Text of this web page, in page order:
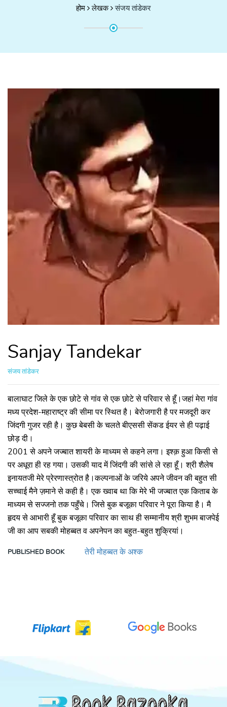
होम लेखक संजय तांडेकर
Sanjay Tandekar
संजय तांडेकर
बालाघाट जिले के एक छोटे से गांव से एक छोटे से परिवार से हूँ।जहां मेरा गांव
मध्य प्रदेश-महाराष्ट्र की सीमा पर स्थित है। बेरोजगारी है पर मजदूरी कर
जिंदगी गुजर रही है। कुछ बेबसी के चलते बीएससी सेंकड ईयर से ही पढ़ाई
छोड़ दी।
2001 से अपने जज्बात शायरी के माध्यम से कहने लगा। इश्क़ हुआ किसी से
पर अधूरा ही रह गया। उसकी याद में जिंदगी की सांसे ले रहा हूँ। श्री शैलेष
इनायतजी मेरे प्रेरणास्त्रोत है।कल्पनाओं के जरिये अपने जीवन की बहुत सी
सच्चाई मैने ज़माने से कही है। एक ख्वाब था कि मेरे भी जज्बात एक किताब के
माध्यम से सज्जनो तक पहुँचे। जिसे बुक बजूका परिवार ने पूरा किया है। मै
हृदय से आभारी हूँ बुक बजूका परिवार का साथ ही सम्मानीय श्री शुभम बाजपेई
जी का आप सबकी मोहब्बत व अपनेपन का बहुत-बहुत शुक्रियां।
PUBLISHED BOOK तेरी मोहब्बत के अश्क